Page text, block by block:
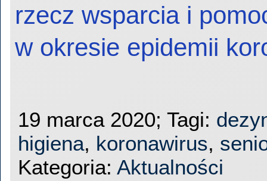
rzecz wsparcia i
w okresie epidemii
19 marca 2020; Tagi:
higiena, koronawirus,
Kategoria: Aktualności